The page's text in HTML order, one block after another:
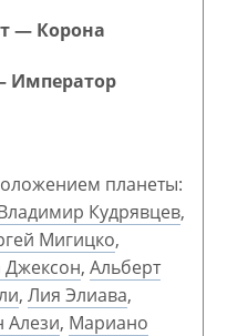
— Корона
Император
планеты:
Кудрявцев,
Мигицко,
Джексон, Альберт
, Лия Элиава,
Алези, Мариано